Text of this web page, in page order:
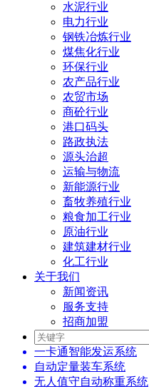
水泥行业
电力行业
钢铁冶炼行业
煤焦化行业
环保行业
农产品行业
农贸市场
商砼行业
港口码头
路政执法
源头治超
运输与物流
新能源行业
畜牧养殖行业
粮食加工行业
原油行业
建筑建材行业
化工行业
关于我们
新闻资讯
服务支持
招商加盟
一卡通智能发运系统
自动定量装车系统
无人值守自动称重系统